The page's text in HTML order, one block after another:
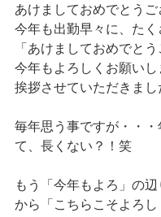
あけましておめでとうご
今年も出勤早々に、た
「あけましておめでとう
今年もよろしくお願い
挨拶させていただきまし
毎年思う事ですが・・・
て、長くない？！笑
もう「今年もよろ」の
から「こちらこそよろし